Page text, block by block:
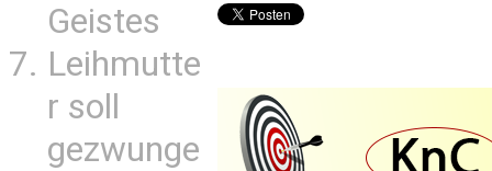
Geistes
Leihmutte
r soll
gezwunge